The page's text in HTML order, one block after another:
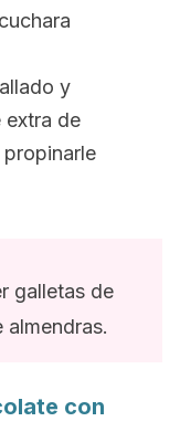
y
extra de
galletas de
con